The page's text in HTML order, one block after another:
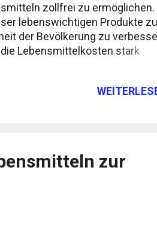
zollfrei zu ermöglichen.
lebenswichtigen Produkte zu
der Bevölkerung zu
Lebensmittelkosten stark
Import von Obst, Gemüse,
zur